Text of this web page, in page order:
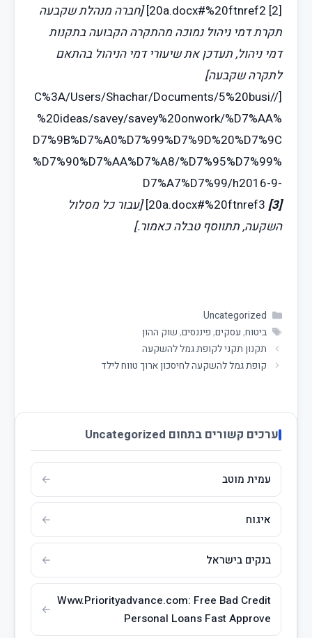
20a.docx#%20ftnref2 [2]
][חברה מנהלת שקבעה
תקרת דמי ניהול נמוכה מהתקרה הקבועה בתקנות
דמי ניהול, תעדכן את שיעורי דמי הניהול בהתאם
לתקרה שקבעה]
[//C%3A/Users/Shachar/Documents/5%20busi
%20ideas/savey/savey%20onwork/%D7%AA%
D7%9B%D7%A0%D7%99%D7%9D%20%D7%9C
%D7%90%D7%AA%D7%A8/%D7%95%D7%99%
D7%A7%D7%99/h2016-9-
20a.docx#%20ftnref3 [3]
][עבור כל מסלול
השקעה, תתווסף טבלה כאמור.]
Uncategorized
ביטוח, עסקים, פיננסים, שוק ההון
תקנון תקני לקופת גמל להשקעה
קופת גמל להשקעה לחיסכון ארוך טווח לילד
ערכים קשורים בתחום Uncategorized
עמית מוטב
איגוח
בנקים בישראל
Www.Priorityadvance.com: Free Bad Credit
Personal Loans Fast Approve